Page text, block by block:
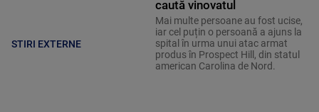
STIRI EXTERNE
caută vinovatul
Mai multe persoane au fost ucise,
iar cel puțin o persoană a ajuns la
spital în urma unui atac armat
produs în Prospect Hill, din statul
american Carolina de Nord.